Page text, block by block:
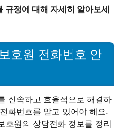
규정에 대해 자세히 알아보세
호원 전화번호 안
신속하고 효율적으로 해결하
화번호를 알고 있어야 해요.
호원의 상담전화 정보를 정리